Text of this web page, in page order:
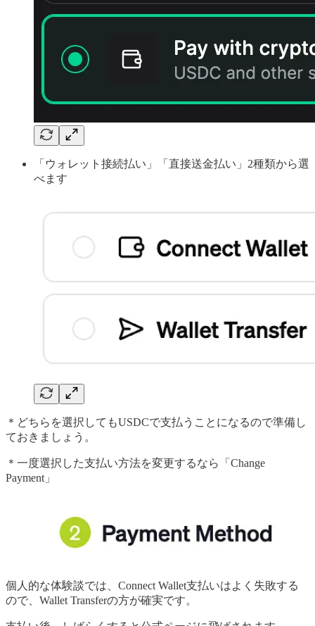
「ウォレット接続払い」「直接送金払い」2種類から選
べます
＊どちらを選択してもUSDCで支払うことになるので準備し
ておきましょう。
＊一度選択した支払い方法を変更するなら「Change
Payment」
個人的な体験談では、Connect Wallet支払いはよく失敗する
ので、Wallet Transferの方が確実です。